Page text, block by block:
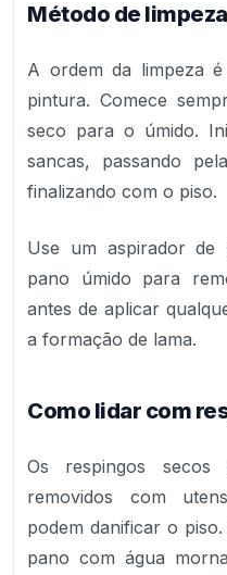
Método de
A ordem da limpeza
pintura. Comece
seco para o úmido.
sancas, passando
finalizando com o piso.
Use um aspirador
pano úmido para
antes de aplicar
a formação de lama.
Como lidar com
Os respingos
removidos com
podem danificar o
pano com água